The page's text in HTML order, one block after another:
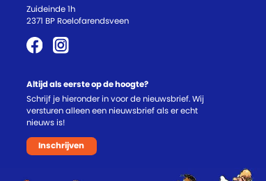
Zuideinde 1h
2371 BP Roelofarendsveen
Altijd als eerste op de hoogte?
Schrijf je hieronder in voor de nieuwsbrief. Wij
versturen alleen een nieuwsbrief als er echt
nieuws is!
Inschrijven